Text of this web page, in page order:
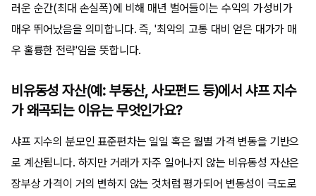
러운 순간(최대 손실폭)에 비해 매년 벌어들이는 수익의 가성비가
매우 뛰어났음을 의미합니다. 즉, '최악의 고통 대비 얻은 대가가 매
우 훌륭한 전략'임을 뜻합니다.
비유동성 자산(예: 부동산, 사모펀드 등)에서 샤프 지수
가 왜곡되는 이유는 무엇인가요?
샤프 지수의 분모인 표준편차는 일일 혹은 월별 가격 변동을 기반으
로 계산됩니다. 하지만 거래가 자주 일어나지 않는 비유동성 자산은
장부상 가격이 거의 변하지 않는 것처럼 평가되어 변동성이 극도로